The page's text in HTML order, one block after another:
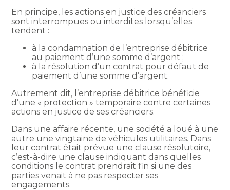
En principe, les actions en justice des créanciers
sont interrompues ou interdites lorsqu’elles
tendent :
à la condamnation de l’entreprise débitrice
au paiement d’une somme d’argent ;
à la résolution d’un contrat pour défaut de
paiement d’une somme d’argent.
Autrement dit, l’entreprise débitrice bénéficie
d’une « protection » temporaire contre certaines
actions en justice de ses créanciers.
Dans une affaire récente, une société a loué à une
autre une vingtaine de véhicules utilitaires. Dans
leur contrat était prévue une clause résolutoire,
c’est-à-dire une clause indiquant dans quelles
conditions le contrat prendrait fin si une des
parties venait à ne pas respecter ses
engagements.